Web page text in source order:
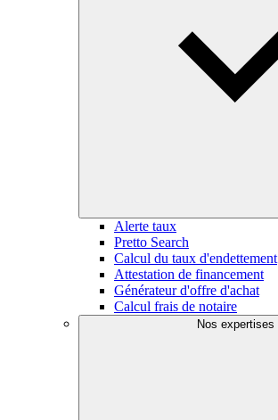
Alerte taux
Pretto Search
Calcul du taux d'endettement
Attestation de financement
Générateur d'offre d'achat
Calcul frais de notaire
Nos expertises